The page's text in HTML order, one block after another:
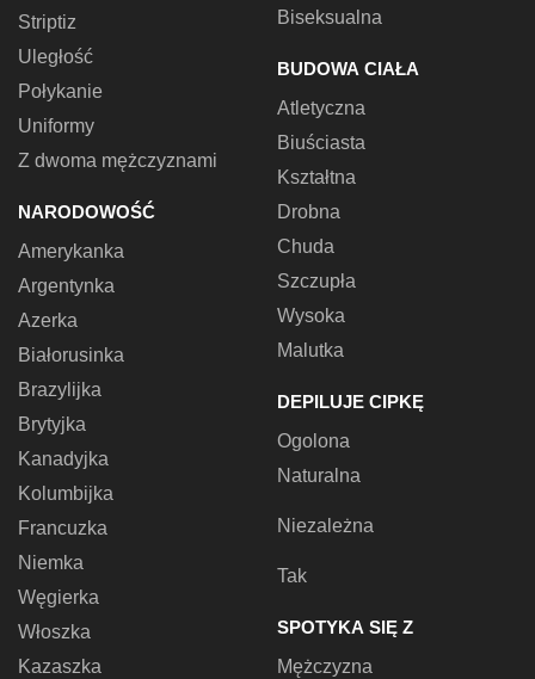
Striptiz
Uległość
Połykanie
Uniformy
Z dwoma mężczyznami
NARODOWOŚĆ
Amerykanka
Argentynka
Azerka
Białorusinka
Brazylijka
Brytyjka
Kanadyjka
Kolumbijka
Francuzka
Niemka
Węgierka
Włoszka
Kazaszka
Biseksualna
BUDOWA CIAŁA
Atletyczna
Biuściasta
Kształtna
Drobna
Chuda
Szczupła
Wysoka
Malutka
DEPILUJE CIPKĘ
Ogolona
Naturalna
Niezależna
Tak
SPOTYKA SIĘ Z
Mężczyzna